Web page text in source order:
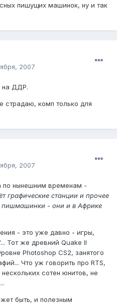
пишущих машинок, ну и так
2007
на ДДР.
страдаю, комп только для
2007
по нынешним временам -
графические станции и прочее
пишмашинки - они и в Африке
- это уже давно - игры,
Тот же древний Quake II
Photoshop CS2, занятого
Что уж говорить про RTS,
сотен юнитов, не
быть, и полезным